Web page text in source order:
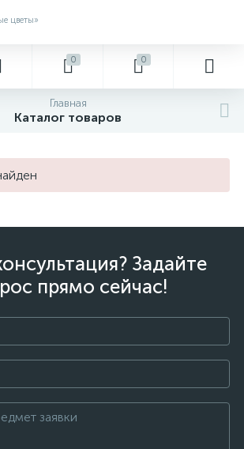
0 0
Главная
Каталог товаров
Задайте
прямо сейчас!